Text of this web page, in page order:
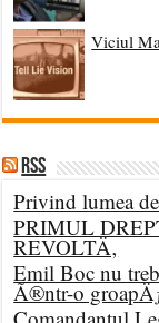
Viciul
RSS
Privind lumea
PRIMUL
REVOLTÄ‚
Emil Boc nu
Ã®ntr-o